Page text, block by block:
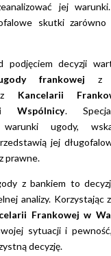
jej
skutki
podjęciem decyzji
frankowej z
z Kancelarii
Wspólnicy.
warunki ugody,
jej
prawne.
z bankiem to
analizy. Korzystając
Frankowej w
sytuacji i
decyzję.